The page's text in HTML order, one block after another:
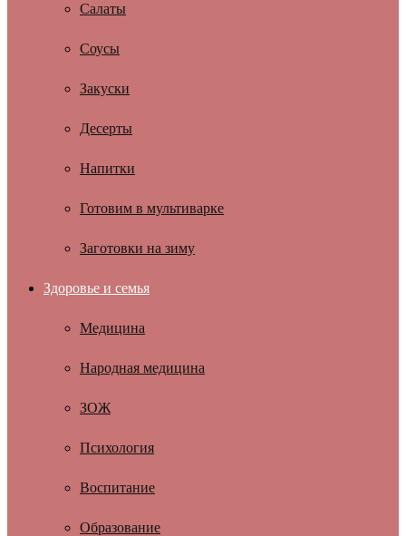
Салаты
Соусы
Закуски
Десерты
Напитки
Готовим в мультиварке
Заготовки на зиму
Здоровье и семья
Медицина
Народная медицина
ЗОЖ
Психология
Воспитание
Образование